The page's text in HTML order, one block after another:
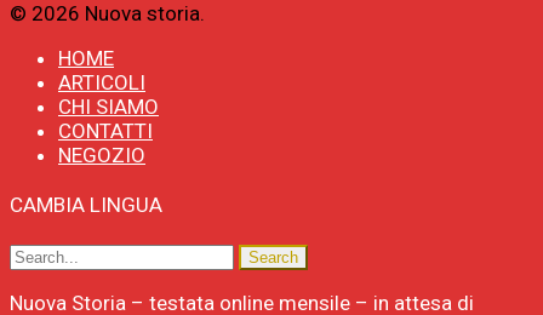
© 2026 Nuova storia.
HOME
ARTICOLI
CHI SIAMO
CONTATTI
NEGOZIO
CAMBIA LINGUA
Nuova Storia – testata online mensile – in attesa di